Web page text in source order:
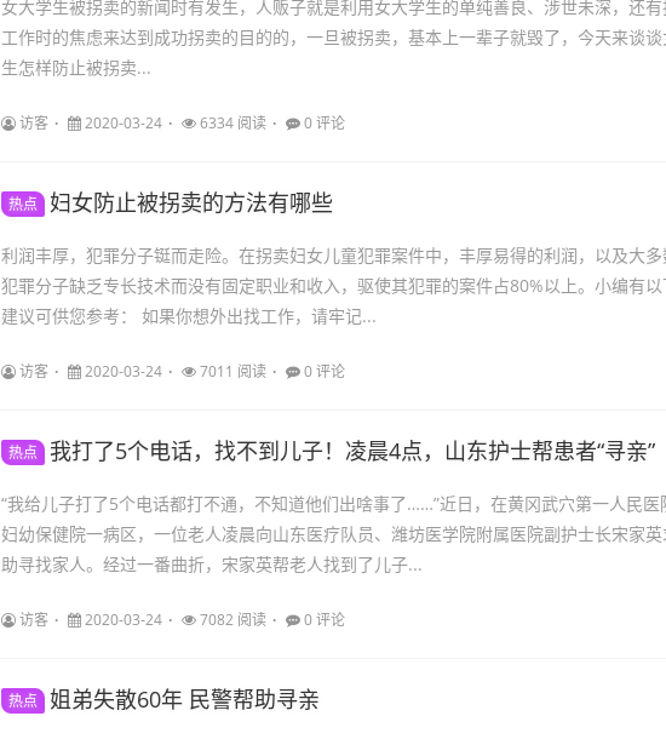
女大学生被拐卖的新闻时有发生，人贩子就是利用女大学生的单纯善良、涉世未深，还
工作时的焦虑来达到成功拐卖的目的的，一旦被拐卖，基本上一辈子就毁了，今天来谈谈
生怎样防止被拐卖...
访客 2020-03-24 6334 阅读 0 评论
热点 妇女防止被拐卖的方法有哪些
利润丰厚，犯罪分子铤而走险。在拐卖妇女儿童犯罪案件中，丰厚易得的利润，以及大
犯罪分子缺乏专长技术而没有固定职业和收入，驱使其犯罪的案件占80%以上。小编有
建议可供您参考： 如果你想外出找工作，请牢记...
访客 2020-03-24 7011 阅读 0 评论
热点 我打了5个电话，找不到儿子！凌晨4点，山东护士帮患者“寻亲”
“我给儿子打了5个电话都打不通，不知道他们出啥事了……”近日，在黄冈武穴第一人民医
妇幼保健院一病区，一位老人凌晨向山东医疗队员、潍坊医学院附属医院副护士长宋家英
助寻找家人。经过一番曲折，宋家英帮老人找到了儿子...
访客 2020-03-24 7082 阅读 0 评论
热点 姐弟失散60年 民警帮助寻亲